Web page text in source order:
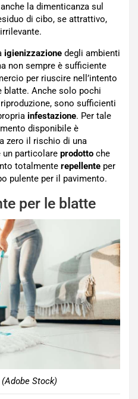
la dimenticanza sul
di cibo, se attrattivo,
igienizzazione degli ambienti
non sempre è sufficiente
per riuscire nell’intento
blatte. Anche solo pochi
sono sufficienti
infestazione. Per tale
disponibile è
zero il rischio di una
un particolare prodotto che
totalmente repellente per
pulente per il pavimento.
per le blatte
Stock)